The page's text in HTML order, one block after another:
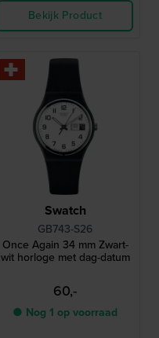
Bekijk Product
Swatch
GB743-S26
Once Again 34 mm Zwart-
wit horloge met dag-datum
60,-
● Nog 1 op voorraad